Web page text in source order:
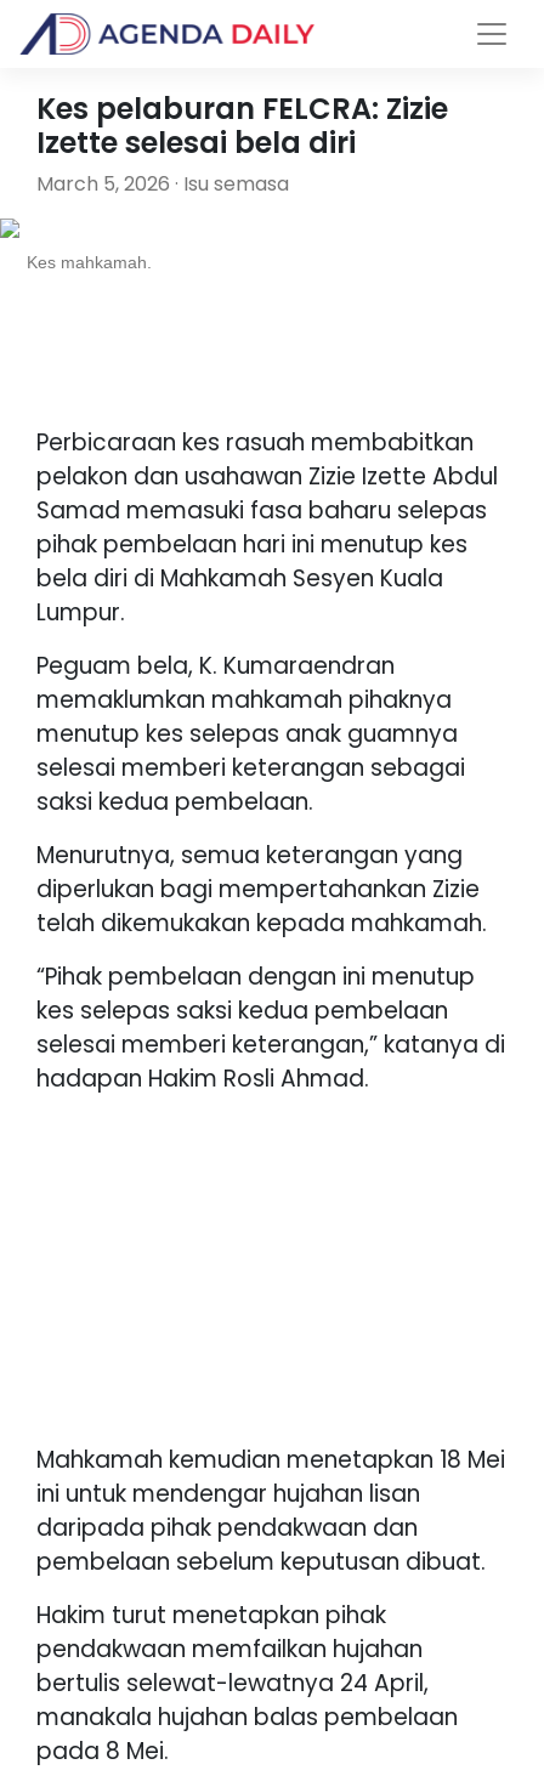
Kes pelaburan FELCRA: Zizie
Izette selesai bela diri
March 5, 2026 · Isu semasa
Kes mahkamah.
Perbicaraan kes rasuah membabitkan
pelakon dan usahawan Zizie Izette Abdul
Samad memasuki fasa baharu selepas
pihak pembelaan hari ini menutup kes
bela diri di Mahkamah Sesyen Kuala
Lumpur.
Peguam bela, K. Kumaraendran
memaklumkan mahkamah pihaknya
menutup kes selepas anak guamnya
selesai memberi keterangan sebagai
saksi kedua pembelaan.
Menurutnya, semua keterangan yang
diperlukan bagi mempertahankan Zizie
telah dikemukakan kepada mahkamah.
“Pihak pembelaan dengan ini menutup
kes selepas saksi kedua pembelaan
selesai memberi keterangan,” katanya di
hadapan Hakim Rosli Ahmad.
Mahkamah kemudian menetapkan 18 Mei
ini untuk mendengar hujahan lisan
daripada pihak pendakwaan dan
pembelaan sebelum keputusan dibuat.
Hakim turut menetapkan pihak
pendakwaan memfailkan hujahan
bertulis selewat-lewatnya 24 April,
manakala hujahan balas pembelaan
pada 8 Mei.